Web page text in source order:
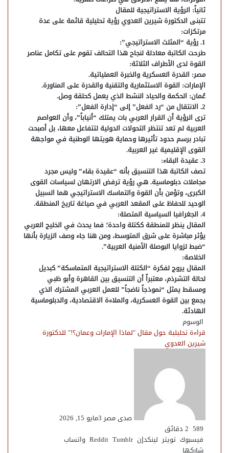
​ثانياً: الرؤية الاستراتيجية للمقال
​تتبنى الدكتورة شيرين العدوي رؤية تحليلية قائمة على عدة
مرتكزات:
​1. رؤية “المثلث الاستراتيجي”:
طرحت الكاتبة معادلة لنجاح هذا التحالف تقوم على تكامل عناصر
القوة لدى الأطراف الثلاثة:
​مصر: القدرة العسكرية والخبرة العملياتية.
​الإمارات: القوة الاستثمارية والتقنية والقدرة على المناورة.
​عُمان: الحكمة والحياد النشط الذي يعمل كحلقة وصل.
​2. الانتقال من “رد الفعل” إلى “إدارة الفعل”:
ترى الرؤية أن القرار العربي بات يمتلك “أنياباً”، وأن العواصم
العربية لم تعد تنتظر التحولات الدولية لتتفاعل معها، بل أصبحت
تبادر برسم حدود تأثيرها وحماية هويتها الوطنية في مواجهة
القوى الإقليمية غير العربية.
​3. عقيدة البقاء:
تصف الكاتبة هذا التنسيق بأنه “عقيدة بقاء” وليس مجرد
مجاملات دبلوماسية. هي رؤية ترفض الارتهان لسياسات القوى
الكبرى، وتؤمن بأن القوة والتماسك الاستراتيجي هما السبيل
الوحيد للحفاظ على المقعد العربي في صياغة تاريخ المنطقة.
​4. الجغرافيا السياسية المتصلة:
المقال ينظر للمنطقة ككتلة واحدة؛ فما يحدث في الخليج العربي
يؤثر مباشرة على شرق المتوسط، ومن هنا جاء وصف الزيارة بأنها
“ضبط لزوايا البوصلة الأمنية العربية”.
​الخلاصة:
​المقال يروج لفكرة “الكتلة الاستراتيجية المتماسكة” كبديل
لحالة التشرذم، معتبراً أن التنسيق بين القاهرة وأبو ظبي
ومسقط يمثل “نموذجاً ناضجاً” للعمل العربي المشترك الذي
يجمع بين القوة العسكرية، والملاءة الاقتصادية، والدبلوماسية
الهادئة.
الوسوم
قراءة تحليلية حول مقال "لماذا الإمارات وعمان؟!" للدكتورة
شيرين العدوي
صدى مصر 3 مايو 15, 2026
فيسبوك تويتر لينكدإن
واتساب
شاركها